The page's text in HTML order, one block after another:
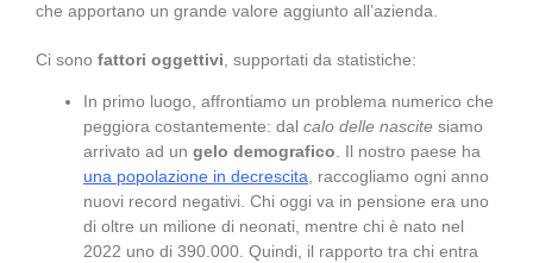
che apportano un grande valore aggiunto all’azienda.
Ci sono fattori oggettivi , supportati da statistiche:
In primo luogo, affrontiamo un problema numerico che
peggiora costantemente: dal calo delle nascite siamo
arrivato ad un gelo demografico. Il nostro paese ha
una popolazione in decrescita, raccogliamo ogni anno
nuovi record negativi. Chi oggi va in pensione era uno
di oltre un milione di neonati, mentre chi è nato nel
2022 uno di 390.000. Quindi, il rapporto tra chi entra